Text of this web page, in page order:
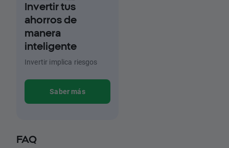
Invertir tus
ahorros de
manera
inteligente
Invertir implica riesgos
Saber más
FAQ